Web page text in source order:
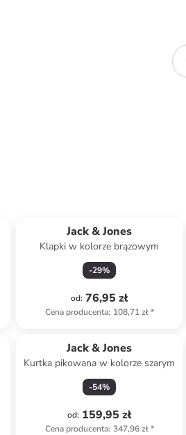
Jack & Jones
Klapki w kolorze brązowym
-29%
od: 76,95 zł
Cena producenta: 108,71 zł*
Jack & Jones
Kurtka pikowana w kolorze szarym
-54%
od: 159,95 zł
Cena producenta: 347,96 zł*